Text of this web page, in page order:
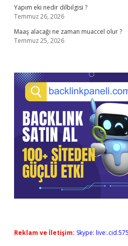
Yapım eki nedir dilbilgisi ?
Temmuz 26, 2026
Maaş alacağı ne zaman muaccel olur ?
Temmuz 25, 2026
Reklam ve İletişim: Skype: